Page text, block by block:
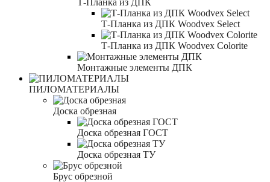
Т-Планка из ДПК Woodvex Select
Т-Планка из ДПК Woodvex Colorite
Монтажные элементы ДПК
ПИЛОМАТЕРИАЛЫ
Доска обрезная
Доска обрезная ГОСТ
Доска обрезная ТУ
Брус обрезной